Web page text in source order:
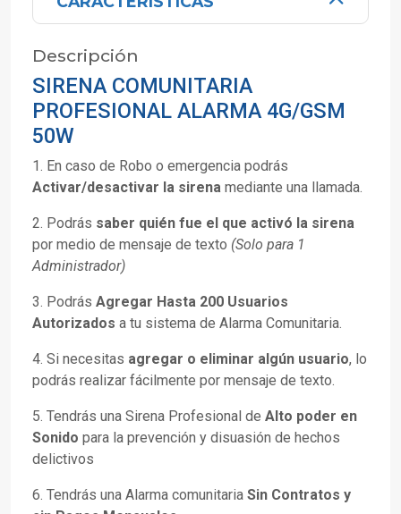
Descripción
SIRENA COMUNITARIA
PROFESIONAL ALARMA 4G/GSM
50W
1. En caso de Robo o emergencia podrás
Activar/desactivar la sirena mediante una llamada.
2. Podrás saber quién fue el que activó la sirena
por medio de mensaje de texto (Solo para 1
Administrador)
3. Podrás Agregar Hasta 200 Usuarios
Autorizados a tu sistema de Alarma Comunitaria.
4. Si necesitas agregar o eliminar algún usuario, lo
podrás realizar fácilmente por mensaje de texto.
5. Tendrás una Sirena Profesional de Alto poder en
Sonido para la prevención y disuasión de hechos
delictivos
6. Tendrás una Alarma comunitaria Sin Contratos y